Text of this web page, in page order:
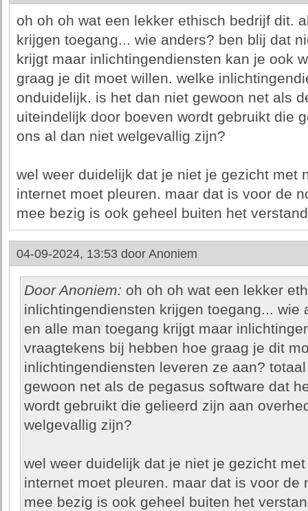
oh oh oh wat een lekker ethisch bedrijf dit.
krijgen toegang... wie anders? ben blij dat
krijgt maar inlichtingendiensten kan je ook
graag je dit moet willen. welke
onduidelijk. is het dan niet gewoon net als
uiteindelijk door boeven wordt gebruikt die
ons al dan niet welgevallig zijn?
wel weer duidelijk dat je niet je gezicht met
internet moet pleuren. maar dat is voor de
mee bezig is ook geheel buiten het
04-09-2024, 13:53 door Anoniem
Door Anoniem: oh oh oh wat een lekker
inlichtingendiensten krijgen toegang... wie
en alle man toegang krijgt maar
vraagtekens bij hebben hoe graag je dit
inlichtingendiensten leveren ze aan?
gewoon net als de pegasus software dat
wordt gebruikt die gelieerd zijn aan
welgevallig zijn?
wel weer duidelijk dat je niet je gezicht
internet moet pleuren. maar dat is voor de
mee bezig is ook geheel buiten het